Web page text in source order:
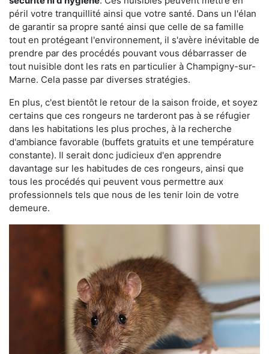
péril votre tranquillité ainsi que votre santé. Dans un l'élan
de garantir sa propre santé ainsi que celle de sa famille
tout en protégeant l'environnement, il s'avère inévitable de
prendre par des procédés pouvant vous débarrasser de
tout nuisible dont les rats en particulier à Champigny-sur-
Marne. Cela passe par diverses stratégies.
En plus, c'est bientôt le retour de la saison froide, et soyez
certains que ces rongeurs ne tarderont pas à se réfugier
dans les habitations les plus proches, à la recherche
d'ambiance favorable (buffets gratuits et une température
constante). Il serait donc judicieux d'en apprendre
davantage sur les habitudes de ces rongeurs, ainsi que
tous les procédés qui peuvent vous permettre aux
professionnels tels que nous de les tenir loin de votre
demeure.